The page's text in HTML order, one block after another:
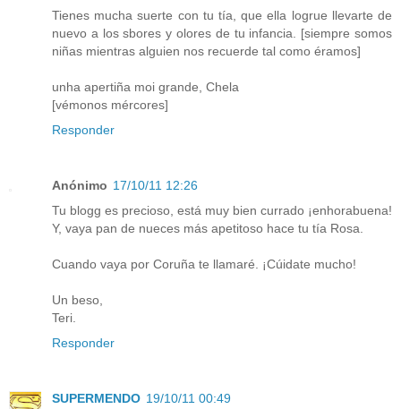
Tienes mucha suerte con tu tía, que ella logrue llevarte de
nuevo a los sbores y olores de tu infancia. [siempre somos
niñas mientras alguien nos recuerde tal como éramos]
unha apertiña moi grande, Chela
[vémonos mércores]
Responder
Anónimo 17/10/11 12:26
Tu blogg es precioso, está muy bien currado ¡enhorabuena!
Y, vaya pan de nueces más apetitoso hace tu tía Rosa.
Cuando vaya por Coruña te llamaré. ¡Cúidate mucho!
Un beso,
Teri.
Responder
SUPERMENDO 19/10/11 00:49